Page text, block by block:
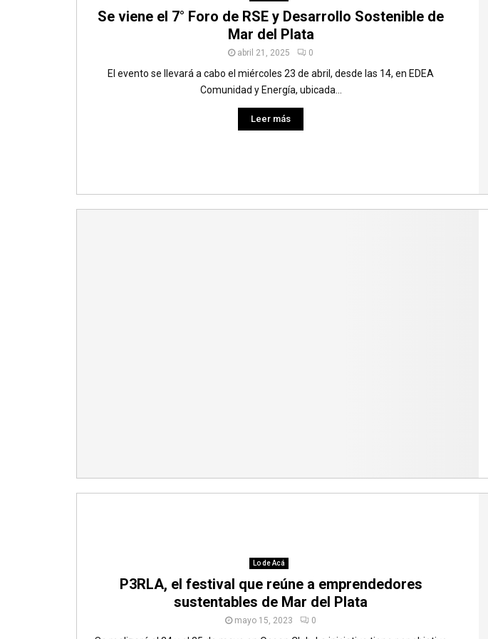
Se viene el 7° Foro de RSE y Desarrollo Sostenible de
Mar del Plata
abril 21, 2025 0
El evento se llevará a cabo el miércoles 23 de abril, desde las 14, en EDEA
Comunidad y Energía, ubicada...
Leer más
Lo de Acá
P3RLA, el festival que reúne a emprendedores
sustentables de Mar del Plata
mayo 15, 2023 0